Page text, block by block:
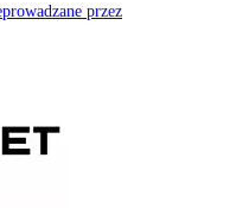
przez